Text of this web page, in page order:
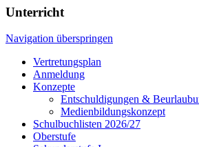
Unterricht
Navigation überspringen
Vertretungsplan
Anmeldung
Konzepte
Entschuldigungen &
Medienbildungskonzept
Schulbuchlisten 2026/27
Oberstufe